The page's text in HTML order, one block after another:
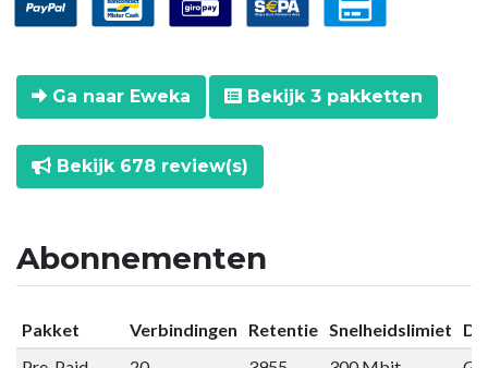
Ga naar Eweka Bekijk 3 pakketten
Bekijk 678 review(s)
Abonnementen
Pakket Verbindingen Retentie Snelheidslimiet